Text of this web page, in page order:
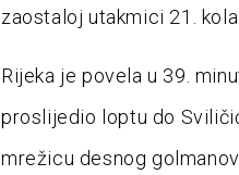
zaostaloj utakmici 21.
Rijeka je povela u 39.
proslijedio loptu do
mrežicu desnog